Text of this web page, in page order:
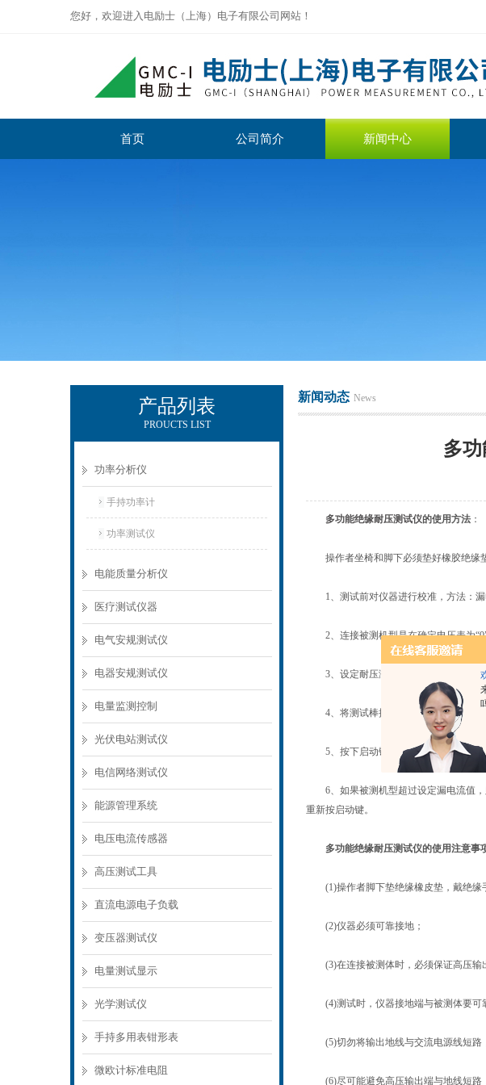
您好，欢迎进入电励士（上海）电子有限公司网站！
首页 公司简介 新闻中心
产品列表
PROUCTS LIST
功率分析仪
手持功率计
功率测试仪
电能质量分析仪
医疗测试仪器
电气安规测试仪
电器安规测试仪
电量监测控制
光伏电站测试仪
电信网络测试仪
能源管理系统
电压电流传感器
高压测试工具
直流电源电子负载
变压器测试仪
电量测试显示
光学测试仪
手持多用表钳形表
微欧计标准电阻
新闻动态 News
多
多功能绝缘耐压测试仪的使用方法 ：
操作者坐椅和脚下必须垫好橡胶绝缘垫
1、测试前对仪器进行校准，方法：漏
2、连接被测机型是在确定电压表为“0”
3、设定耐压测试仪测试条件。
4、将测试棒探头紧贴电源线头的任一
5、按下启动键观察测试结果，在设定
6、如果被测机型超过设定漏电流值，
重新按启动键。
多功能绝缘耐压测试仪的使用注意事
(1)操作者脚下垫绝缘橡皮垫，戴绝缘
(2)仪器必须可靠接地；
(3)在连接被测体时，必须保证高压输出
(4)测试时，仪器接地端与被测体要可
(5)切勿将输出地线与交流电源线短路
(6)尽可能避免高压输出端与地线短路